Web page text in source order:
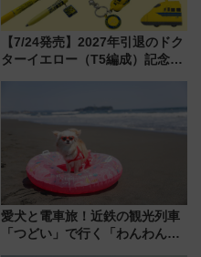
【7/24発売】2027年引退のドク
ターイエロー（T5編成）記念グ
売店舗まとめ
愛犬と電車旅！近鉄の観光列車
「つどい」で行く「わんわん列